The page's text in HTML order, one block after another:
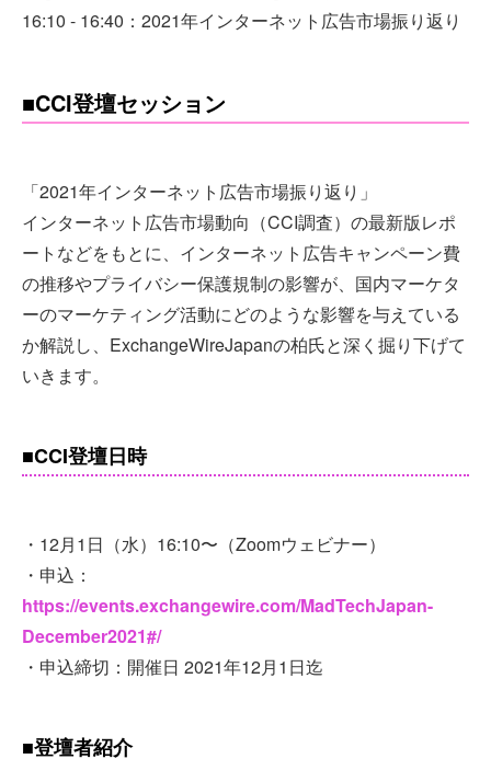
16:10 - 16:40：2021年インターネット広告市場振り返り
■CCI登壇セッション
「2021年インターネット広告市場振り返り」
インターネット広告市場動向（CCI調査）の最新版レポ
ートなどをもとに、インターネット広告キャンペーン費
の推移やプライバシー保護規制の影響が、国内マーケタ
ーのマーケティング活動にどのような影響を与えている
か解説し、ExchangeWireJapanの柏氏と深く掘り下げて
いきます。
■CCI登壇日時
・12月1日（水）16:10〜（Zoomウェビナー）
・申込：
https://events.exchangewire.com/MadTechJapan-
December2021#/
・申込締切：開催日 2021年12月1日迄
■登壇者紹介